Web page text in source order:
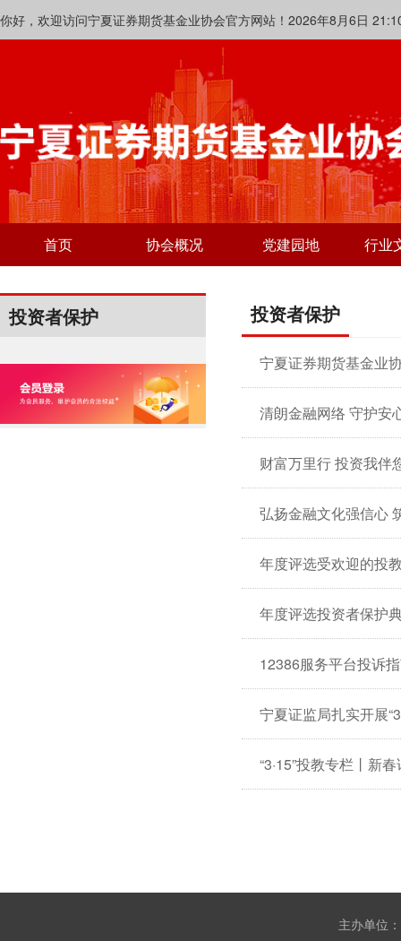
你好，欢迎访问宁夏证券期货基金业协会官方网站！2026年8月6日
首页 协会概况 党建园地 行业
投资者保护 投资者保护
宁夏证券期货基金业
清朗金融网络 守护安
年度评选受欢迎的投
年度评选投资者保护
12386服务平台投诉
宁夏证监局扎实开展
主办单位